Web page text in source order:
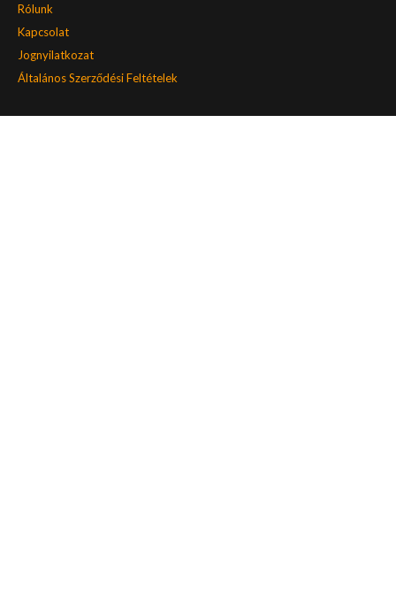
Rólunk
Kapcsolat
Jognyilatkozat
Általános Szerződési Feltételek